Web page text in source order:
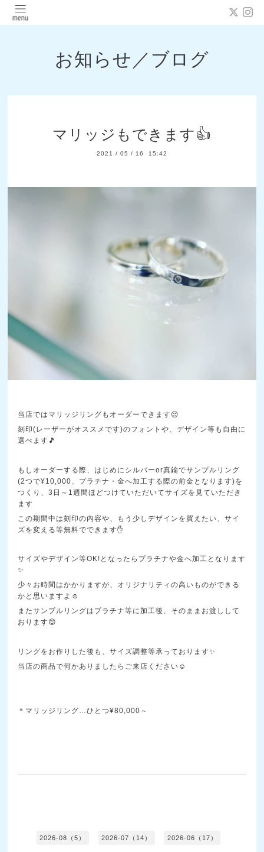
お知らせ／ブログ
マリッジもできます👍
2021 / 05 / 16 15:42
当店ではマリッジリングもオーダーできます😌
刻印(レーザーがオススメです)のフォントや、デザイン等も自由に
選べます🎵
もしオーダーする際、はじめにシルバーor真鍮でサンプルリング
(2つで¥10,000、プラチナ・金へ加工する際の前金となります)を
つくり、3日～1週間ほどつけていただいてサイズを見ていただき
ます
この期間中は刻印の内容や、もう少しデザインを買えたい、サイ
ズを変える等無料でできます✋
サイズやデザイン等OK!となったらプラチナや金へ加工となります
✨
少々お時間はかかりますが、オリジナリティの高いものができる
かと思いますよ☺️
またサンプルリングはプラチナ等に加工後、そのままお渡しして
おります😌
リングをお作りした後も、サイズ調整等承っております✨
当店の商品で何かありましたらご来店ください☺️
＊マリッジリング…ひとつ¥80,000～
2026-08（5） 2026-07（14） 2026-06（17）